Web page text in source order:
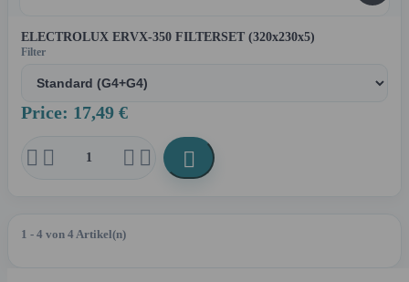
ELECTROLUX ERVX-350 FILTERSET (320x230x5)
Filter
Price: 17,49 €
    
1 - 4 von 4 Artikel(n)